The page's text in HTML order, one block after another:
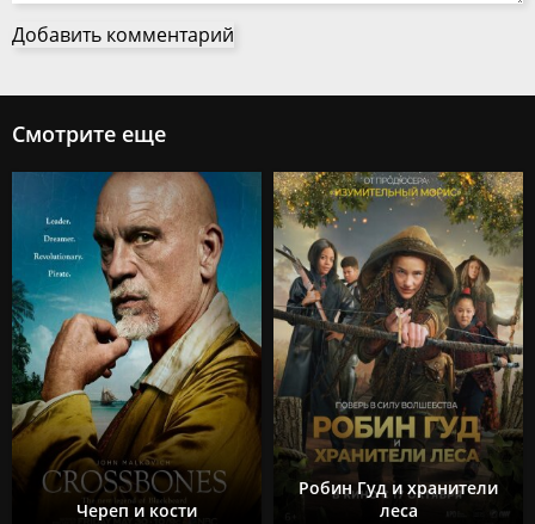
Добавить комментарий
Смотрите еще
Череп и кости
Робин Гуд и хранители
леса